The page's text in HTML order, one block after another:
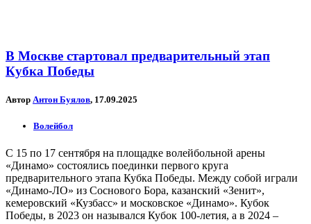
В Москве стартовал предварительный этап
Кубка Победы
Автор Антон Буялов, 17.09.2025
Волейбол
С 15 по 17 сентября на площадке волейбольной арены
«Динамо» состоялись поединки первого круга
предварительного этапа Кубка Победы. Между собой играли
«Динамо-ЛО» из Соснового Бора, казанский «Зенит»,
кемеровский «Кузбасс» и московское «Динамо». Кубок
Победы, в 2023 он назывался Кубок 100-летия, а в 2024 –